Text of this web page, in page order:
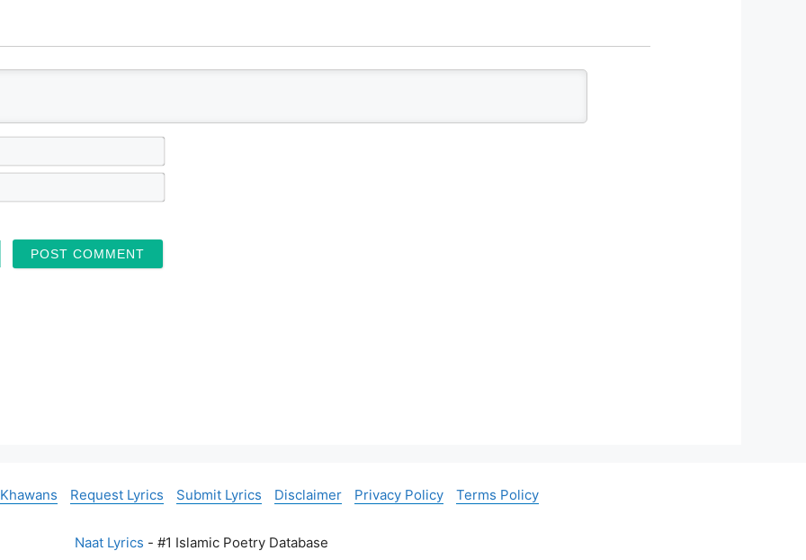
N
a
m
E
m
Request Lyrics Submit Lyrics Disclaimer Privacy Policy Terms Policy
Naat Lyrics - #1 Islamic Poetry Database